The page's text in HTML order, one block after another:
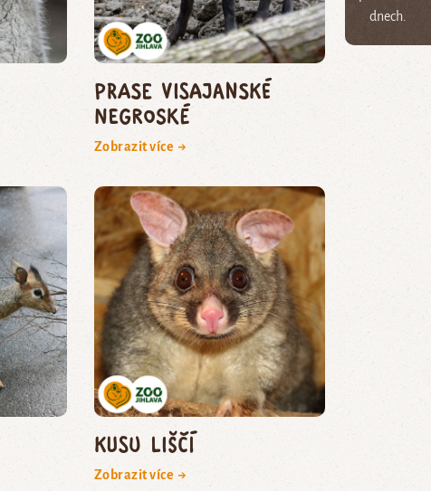
dnech.
prase visajanské
negroské
Zobrazit více →
kusu liščí
Zobrazit více →